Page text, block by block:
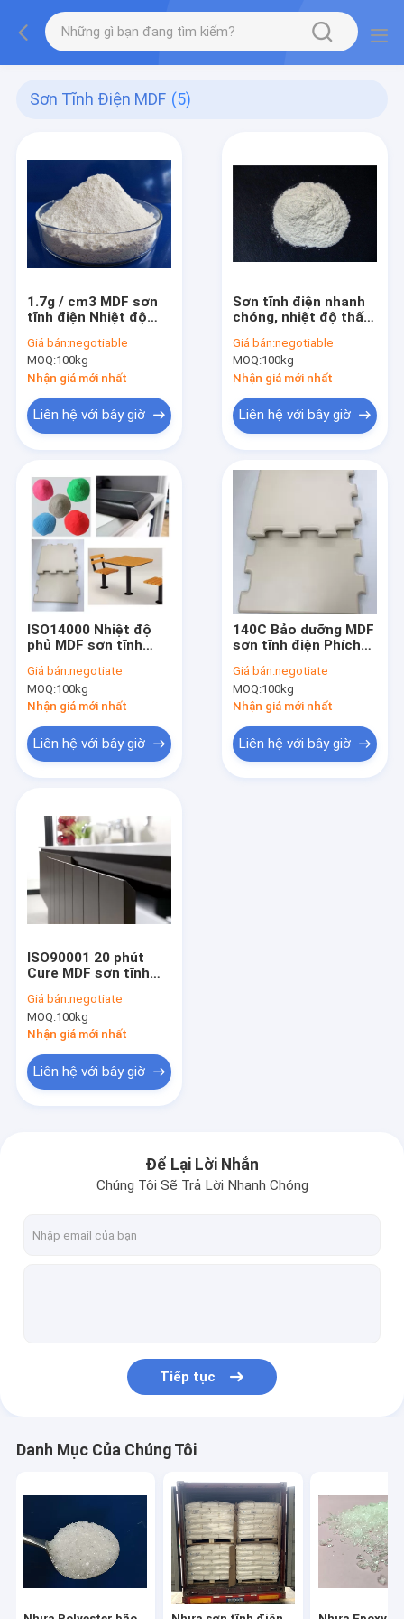
Sơn Tĩnh Điện MDF (5)
1.7g / cm3 MDF sơn
tĩnh điện Nhiệt độ
có VOC Thân thiện
với môi trường
Giá bán:negotiable
MOQ:100kg
Nhận giá mới nhất
Liên hệ với bây giờ
Sơn tĩnh điện nhanh
chóng, nhiệt độ thấp
cho đồ nội thất trong
nhà
Giá bán:negotiable
MOQ:100kg
Nhận giá mới nhất
Liên hệ với bây giờ
ISO14000 Nhiệt độ
phủ MDF sơn tĩnh
bằng gỗ
Giá bán:negotiate
MOQ:100kg
Nhận giá mới nhất
Liên hệ với bây giờ
140C Bảo dưỡng MDF
sơn tĩnh điện Phích
dụng Ourdoor
Giá bán:negotiate
MOQ:100kg
Nhận giá mới nhất
Liên hệ với bây giờ
ISO90001 20 phút
Cure MDF sơn tĩnh
phòng
Giá bán:negotiate
MOQ:100kg
Nhận giá mới nhất
Liên hệ với bây giờ
Để Lại Lời Nhắn
Chúng Tôi Sẽ Trả Lời Nhanh Chóng
Tiếp tục
Danh Mục Của Chúng Tôi